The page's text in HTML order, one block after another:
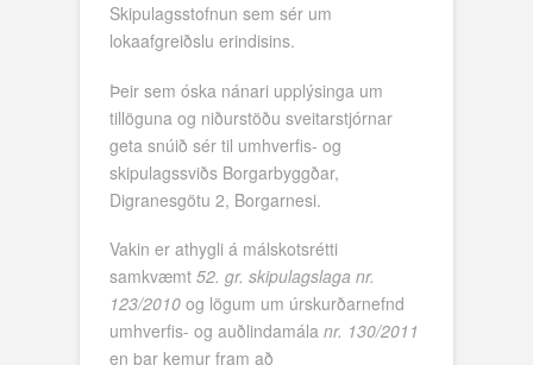
Skipulagsstofnun sem sér um
lokaafgreiðslu erindisins.
Þeir sem óska nánari upplýsinga um
tillöguna og niðurstöðu sveitarstjórnar
geta snúið sér til umhverfis- og
skipulagssviðs Borgarbyggðar,
Digranesgötu 2, Borgarnesi.
Vakin er athygli á málskotsrétti
samkvæmt52. gr. skipulagslaga nr.
123/2010 og lögum um úrskurðarnefnd
umhverfis- og auðlindamálanr. 130/2011
en þar kemur fram að